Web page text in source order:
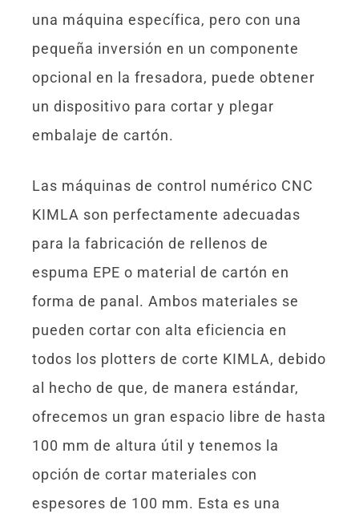
una máquina específica, pero con una
pequeña inversión en un componente
opcional en la fresadora, puede obtener
un dispositivo para cortar y plegar
embalaje de cartón.
Las máquinas de control numérico CNC
KIMLA son perfectamente adecuadas
para la fabricación de rellenos de
espuma EPE o material de cartón en
forma de panal. Ambos materiales se
pueden cortar con alta eficiencia en
todos los plotters de corte KIMLA, debido
al hecho de que, de manera estándar,
ofrecemos un gran espacio libre de hasta
100 mm de altura útil y tenemos la
opción de cortar materiales con
espesores de 100 mm. Esta es una